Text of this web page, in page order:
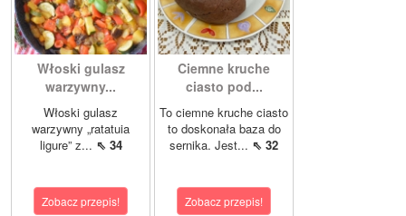
Włoski gulasz
warzywny...
Włoski gulasz
warzywny „ratatuia
ligure” z... ⇖ 34
Zobacz przepis!
Ciemne kruche
ciasto pod...
To ciemne kruche ciasto
to doskonała baza do
sernika. Jest... ⇖ 32
Zobacz przepis!